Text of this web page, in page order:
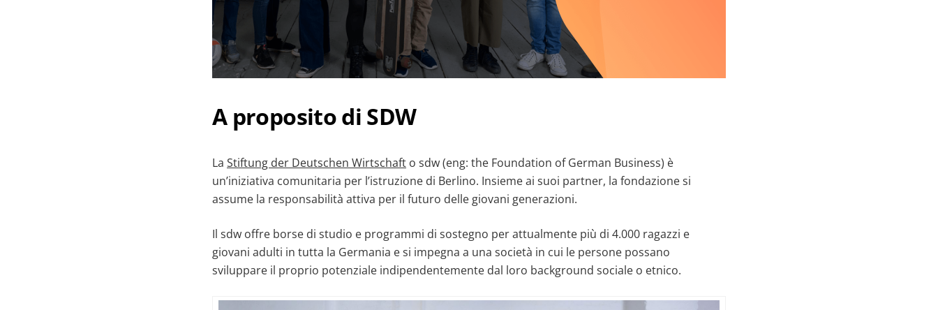
A proposito di SDW
La Stiftung der Deutschen Wirtschaft o sdw (eng: the Foundation of German Business) è
un’iniziativa comunitaria per l’istruzione di Berlino. Insieme ai suoi partner, la fondazione si
assume la responsabilità attiva per il futuro delle giovani generazioni.
Il sdw offre borse di studio e programmi di sostegno per attualmente più di 4.000 ragazzi e
giovani adulti in tutta la Germania e si impegna a una società in cui le persone possano
sviluppare il proprio potenziale indipendentemente dal loro background sociale o etnico.